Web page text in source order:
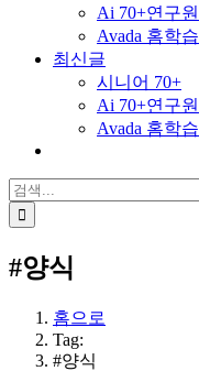
Ai 70+연구원
Avada 홈학습
최신글
시니어 70+
Ai 70+연구원
Avada 홈학습
검
색
...
#양식
홈으로
Tag:
#양식